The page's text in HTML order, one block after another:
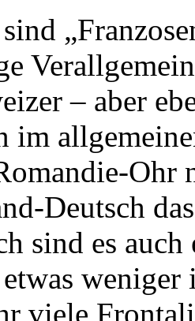
– aber
im
Ohr
Deutsch
sind es
weniger
viele